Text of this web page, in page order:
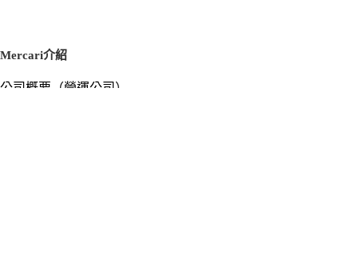
Mercari介紹
公司概要（營運公司）